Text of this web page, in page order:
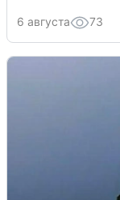
6 августа 73